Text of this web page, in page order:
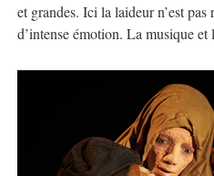
et grandes. Ici la laideur n’est
d’intense émotion. La musique